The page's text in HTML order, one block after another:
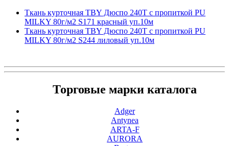
Ткань курточная TBY Дюспо 240T с пропиткой PU
MILKY 80г/м2 S171 красный уп.10м
Ткань курточная TBY Дюспо 240T с пропиткой PU
MILKY 80г/м2 S244 лиловый уп.10м
Торговые марки каталога
Adger
Antynea
ARTA-F
AURORA